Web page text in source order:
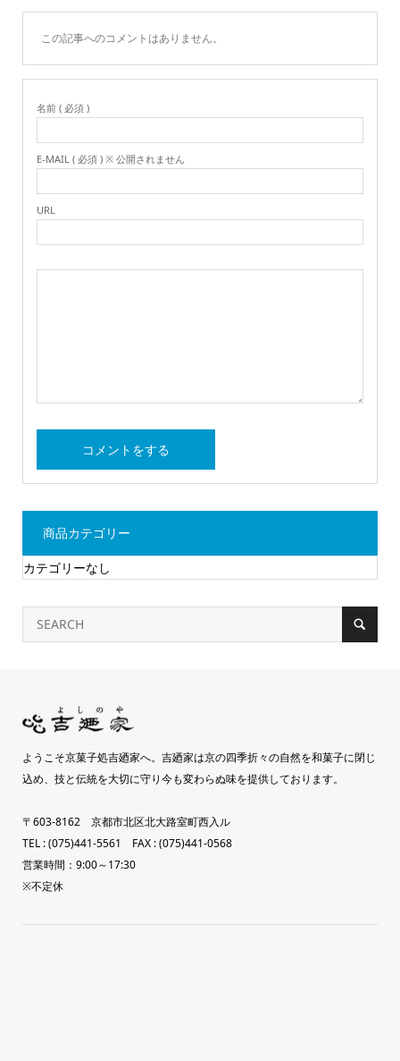
この記事へのコメントはありません。
名前 ( 必須 )
E-MAIL ( 必須 ) ※ 公開されません
URL
商品カテゴリー
カテゴリーなし
ようこそ京菓子処吉廼家へ。吉廼家は京の四季折々の自然を和菓子に閉じ
込め、技と伝統を大切に守り今も変わらぬ味を提供しております。
〒603-8162 京都市北区北大路室町西入ル
TEL : (075)441-5561 FAX : (075)441-0568
営業時間：9:00～17:30
※不定休